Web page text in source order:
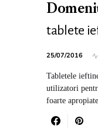
tablete
25/07/2016
Tabletele
utilizatori
foarte